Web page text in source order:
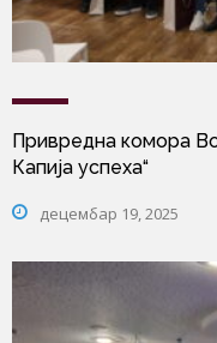
Привредна комора
Капија успеха“
децембар 19, 2025